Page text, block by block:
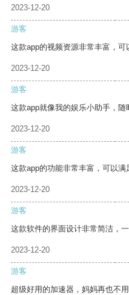
2023-12-20
游客
这款app的视频资源非常丰富，可
2023-12-20
游客
这款app就像我的娱乐小助手，随
2023-12-20
游客
这款app的功能非常丰富，可以满
2023-12-20
游客
这款软件的界面设计非常简洁，一
2023-12-20
游客
超级好用的加速器，妈妈再也不